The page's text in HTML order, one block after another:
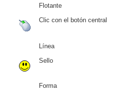
Flotante
Clic con el botón central
Línea
Sello
Forma